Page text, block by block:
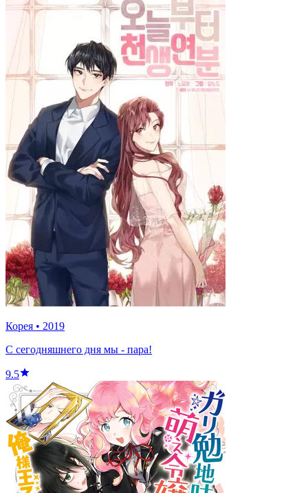
Корея • 2019
С сегодняшнего дня мы - пара!
9.5